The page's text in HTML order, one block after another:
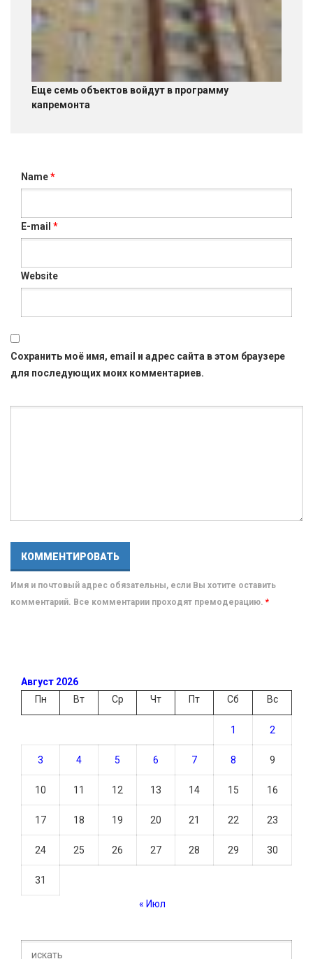
Еще семь объектов войдут в программу
капремонта
Name*
E-mail *
Website
Сохранить моё имя, email и адрес сайта в этом браузере
для последующих моих комментариев.
Имя и почтовый адрес обязательны, если Вы хотите оставить
комментарий. Все комментарии проходят премодерацию. *
Август 2026
Пн
Вт Ср Чт Пт Сб Вс
1 2
3 4 5 6 7 8 9
10 11 12 13 14 15 16
17 18 19 20 21 22 23
24 25 26 27 28 29 30
31
« Июл